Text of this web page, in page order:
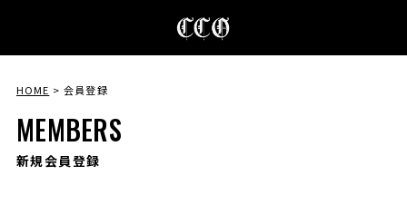
HOME 会員登録
MEMBERS
新規会員登録